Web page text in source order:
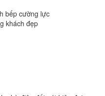
bếp cường lực
khách đẹp